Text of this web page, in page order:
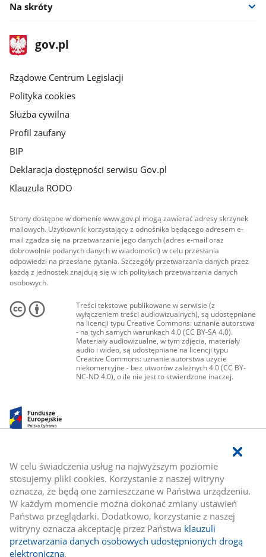
W celu świadczenia usług na najwyższym poziomie
stosujemy pliki cookies. Korzystanie z naszej witryny
oznacza, że będą one zamieszczane w Państwa urządzeniu.
W każdym momencie można dokonać zmiany ustawień
Państwa przeglądarki. Dodatkowo, korzystanie z naszej
witryny oznacza akceptację przez Państwa klauzuli
przetwarzania danych osobowych udostępnionych drogą
elektroniczną.
Na skróty
stopka
gov.plStrona
gov.pl
Rządowe Centrum Legislacji
Polityka cookies
Służba cywilna
Profil zaufany
BIP
Deklaracja dostępności serwisu Gov.pl
Klauzula RODO
Strony dostępne w domenie www.gov.pl mogą zawierać adresy skrzynek
mailowych. Użytkownik korzystający z odnośnika będącego adresem e-
mail zgadza się na przetwarzanie jego danych (adres e-mail oraz
dobrowolnie podanych danych w wiadomości) w celu przesłania
odpowiedzi na przesłane pytania. Szczegóły przetwarzania danych przez
każdą z jednostek znajdują się w ich politykach przetwarzania danych
osobowych.
Treści tekstowe publikowane w serwisie (z
wyłączeniem treści audiowizualnych), są udostępniane
na licencji typu Creative Commons: uznanie autorstwa
- na tych samych warunkach 4.0 (CC BY-SA 4.0).
Materiały audiowizualne, w tym zdjęcia, materiały
audio i wideo, są udostępniane na licencji typu
Creative Commons: uznanie autorstwa użycie
niekomercyjne - bez utworów zależnych 4.0 (CC BY-
NC-ND 4.0), o ile nie jest to stwierdzone inaczej.